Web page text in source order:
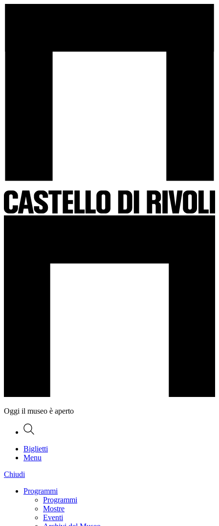
all'homepage
Oggi il museo è aperto
Ricerca
Biglietti
Menu
Chiudi
Programmi
Programmi
Mostre
Eventi